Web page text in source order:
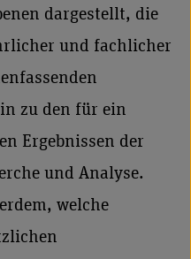
dargestellt, die
und fachlicher
zu den für ein
Ergebnissen der
und Analyse.
welche